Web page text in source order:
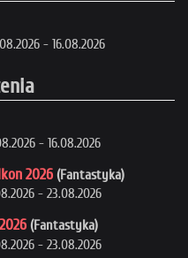
- 16.08.2026
- 16.08.2026
2026 (Fantastyka)
- 23.08.2026
(Fantastyka)
- 23.08.2026